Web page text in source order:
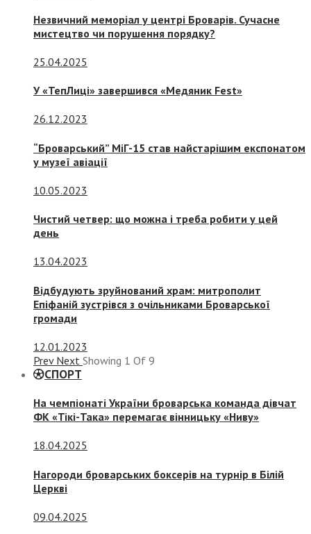
Незвичний меморіал у центрі Броварів. Сучасне
мистецтво чи порушення порядку?
25.04.2025
У «ТепЛиці» завершився «Медяник Fest»
26.12.2023
“Броварський” МіГ-15 став найстарішим експонатом
у музеї авіації
10.05.2023
Чистий четвер: що можна і треба робити у цей
день
13.04.2023
Відбудують зруйнований храм: митрополит
Епіфаній зустрівся з очільниками Броварської
громади
12.01.2023
Prev Next Showing 1 Of 9
СПОРТ
На чемпіонаті України броварська команда дівчат
ФК «Тікі-Така» перемагає вінницьку «Ниву»
18.04.2025
Нагороди броварських боксерів на турнір в Білій
Церкві
09.04.2025